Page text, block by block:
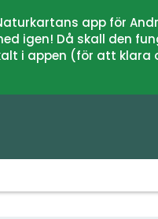
app för
igen! Då skall den
i appen (för att